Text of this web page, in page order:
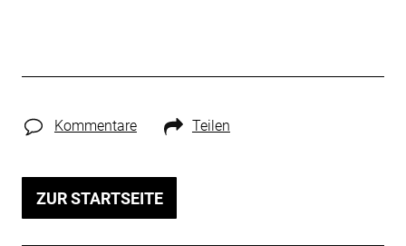
Kommentare Teilen
ZUR STARTSEITE